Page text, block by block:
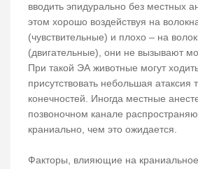
вводить эпидурально без местных
этом хорошо воздействуя на
(чувствительные) и плохо – на
(двигательные), они не вызывают
При такой ЭА животные могут
присутствовать небольшая атаксия
конечностей. Иногда местные
позвоночном канале
краниально, чем это ожидается.
Факторы, влияющие на